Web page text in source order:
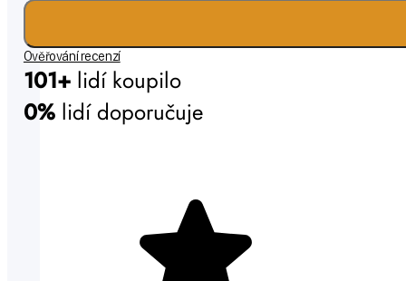
Ověřování recenzí
101+ lidí koupilo
0% lidí doporučuje